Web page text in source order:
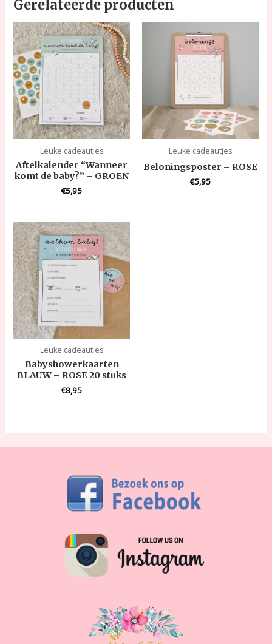
Gerelateerde producten
Leuke cadeautjes
Aftelkalender “Wanneer
komt de baby?” – GROEN
€5,95
Leuke cadeautjes
Beloningsposter – ROSE
€5,95
Leuke cadeautjes
Babyshowerkaarten
BLAUW – ROSE 20 stuks
€8,95